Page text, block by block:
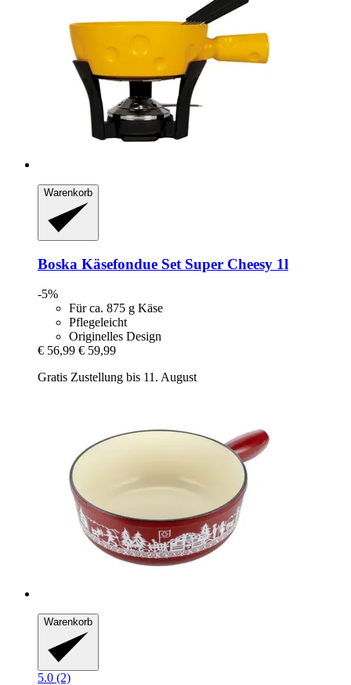
Warenkorb
Boska Käsefondue Set Super Cheesy 1l
-5%
Für ca. 875 g Käse
Pflegeleicht
Originelles Design
€ 56,99 € 59,99
Gratis Zustellung bis 11. August
Warenkorb
5.0 (2)